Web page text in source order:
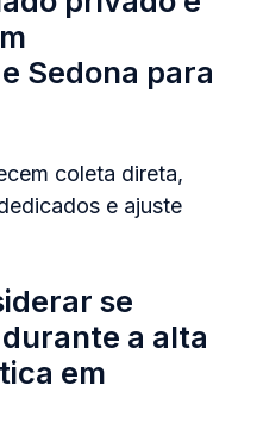
Sedona para
coleta direta,
e ajuste
se
a alta
em